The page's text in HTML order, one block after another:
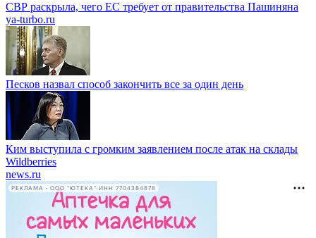
СВР раскрыла, чего ЕС требует от правительства Пашиняна
ya-turbo.ru
Песков назвал способ закончить все за один день
Ким выступила с громким заявлением после атак на склады
Wildberries
news.ru
РЕКЛАМА • ООО "ЮТЕКА" ИНН 7704384878